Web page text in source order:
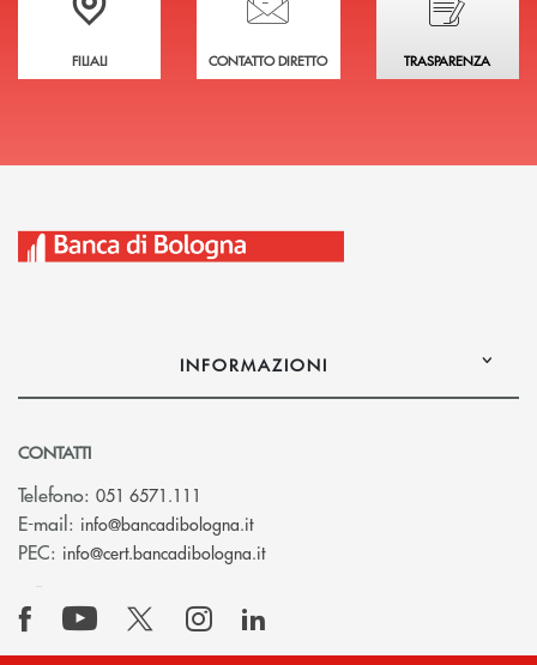
FILIALI CONTATTO DIRETTO TRASPARENZA
INFORMAZIONI
CONTATTI
Telefono: 051 6571.111
E-mail: info@bancadibologna.it(si apre l’app di posta elettronica)
PEC: info@cert.bancadibologna.it(si apre l’app di posta